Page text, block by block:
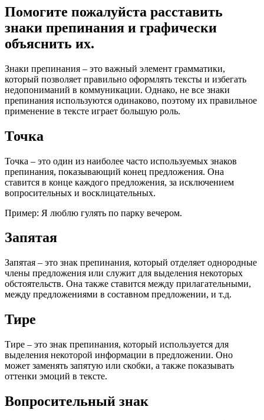
Помогите пожалуйста расставить
знаки препинания и графически
объяснить их.
Знаки препинания – это важный элемент грамматики,
который позволяет правильно оформлять тексты и избегать
недопониманий в коммуникации. Однако, не все знаки
препинания используются одинаково, поэтому их правильное
применение в тексте играет большую роль.
Точка
Точка – это один из наиболее часто используемых знаков
препинания, показывающий конец предложения. Она
ставится в конце каждого предложения, за исключением
вопросительных и восклицательных.
Пример: Я люблю гулять по парку вечером.
Запятая
Запятая – это знак препинания, который отделяет однородные
члены предложения или служит для выделения некоторых
обстоятельств. Она также ставится между прилагательными,
между предложениями в составном предложении, и т.д.
Тире
Тире – это знак препинания, который используется для
выделения некоторой информации в предложении. Оно
может заменять запятую или скобки, а также показывать
оттенки эмоций в тексте.
Вопросительный знак